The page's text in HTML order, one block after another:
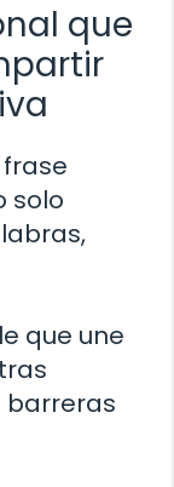
que
solo
que une
barreras